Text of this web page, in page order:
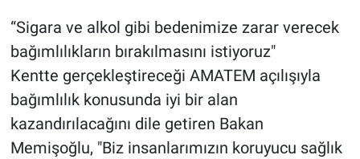
“Sigara ve alkol gibi bedenimize zarar verecek
bağımlılıkların bırakılmasını istiyoruz"
Kentte gerçekleştireceği AMATEM açılışıyla
bağımlılık konusunda iyi bir alan
kazandırılacağını dile getiren Bakan
Memişoğlu, "Biz insanlarımızın koruyucu sağlık